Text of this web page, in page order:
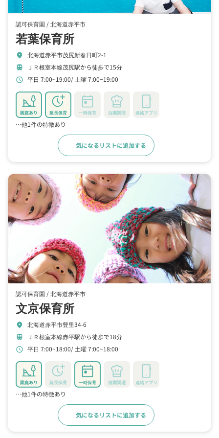
認可保育園 /北海道赤平市
若葉保育所
location_on 北海道赤平市茂尻新春日町2-1
train ＪＲ根室本線茂尻駅から徒歩で15分
schedule 平日 7:00~19:00 土曜 7:00~19:00
園庭あり 延長保育 一時保育 自園調理 連絡アプリ
…他1件の特徴あり
気になるリストに追加する
認可保育園 /北海道赤平市
文京保育所
location_on 北海道赤平市豊里34-6
train ＪＲ根室本線赤平駅から徒歩で18分
schedule 平日 7:00~18:00 土曜 7:00~18:00
園庭あり 延長保育 一時保育 自園調理 連絡アプリ
…他1件の特徴あり
気になるリストに追加する